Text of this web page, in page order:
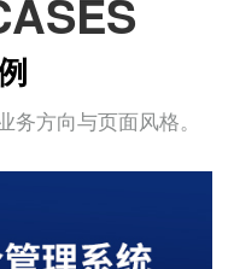
方向与页面风格。